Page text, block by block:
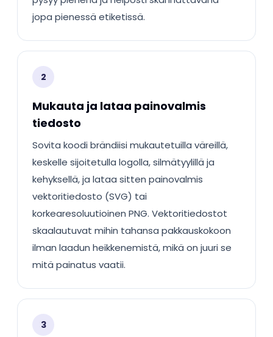
jopa pienessä etiketissä.
2
Mukauta ja lataa painovalmis
tiedosto
Sovita koodi brändiisi mukautetuilla väreillä,
keskelle sijoitetulla logolla, silmätyylillä ja
kehyksellä, ja lataa sitten painovalmis
vektoritiedosto (SVG) tai
korkearesoluutioinen PNG. Vektoritiedostot
skaalautuvat mihin tahansa pakkauskokoon
ilman laadun heikkenemistä, mikä on juuri se
mitä painatus vaatii.
3